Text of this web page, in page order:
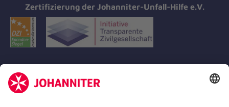
Zertifizierung der Johanniter-Unfall-Hilfe e.V.